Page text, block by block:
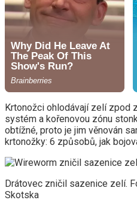
Krtonožci ohlodávají zelí zpod
systém a kořenovou zónu
obtížné, proto je jim věnován
krtonožky: 6 způsobů, jak
Drátovec zničil sazenice zelí.
Skotska